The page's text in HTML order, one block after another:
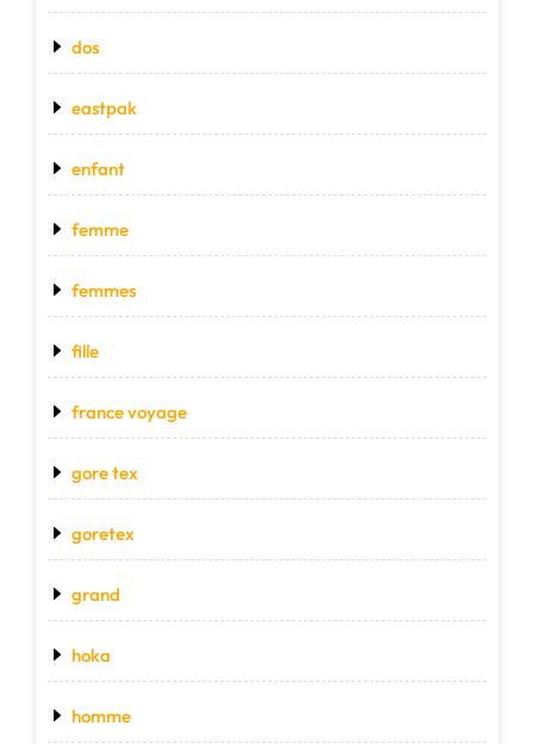
dos
eastpak
enfant
femme
femmes
fille
france voyage
gore tex
goretex
grand
hoka
homme